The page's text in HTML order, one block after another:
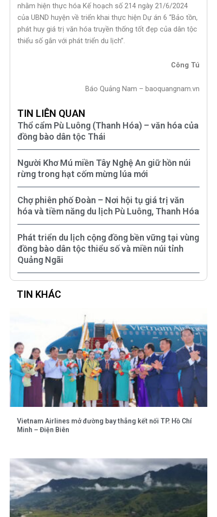
nhằm hiện thực hóa Kế hoạch số 214 ngày 21/6/2024
của UBND huyện về triển khai thực hiện Dự án 6 “Bảo tồn,
phát huy giá trị văn hóa truyền thống tốt đẹp của dân tộc
thiểu số gắn với phát triển du lịch”.
Công Tú
Báo Quảng Nam – baoquangnam.vn
TIN LIÊN QUAN
Thổ cẩm Pù Luông (Thanh Hóa) – văn hóa của
đồng bào dân tộc Thái
Người Khơ Mú miền Tây Nghệ An giữ hồn núi
rừng trong hạt cốm mừng lúa mới
Chợ phiên phố Đoàn – Nơi hội tụ giá trị văn
hóa và tiềm năng du lịch Pù Luông, Thanh Hóa
Phát triển du lịch cộng đồng bền vững tại vùng
đồng bào dân tộc thiểu số và miền núi tỉnh
Quảng Ngãi
TIN KHÁC
Vietnam Airlines mở đường bay thẳng kết nối TP. Hồ Chí
Minh – Điện Biên